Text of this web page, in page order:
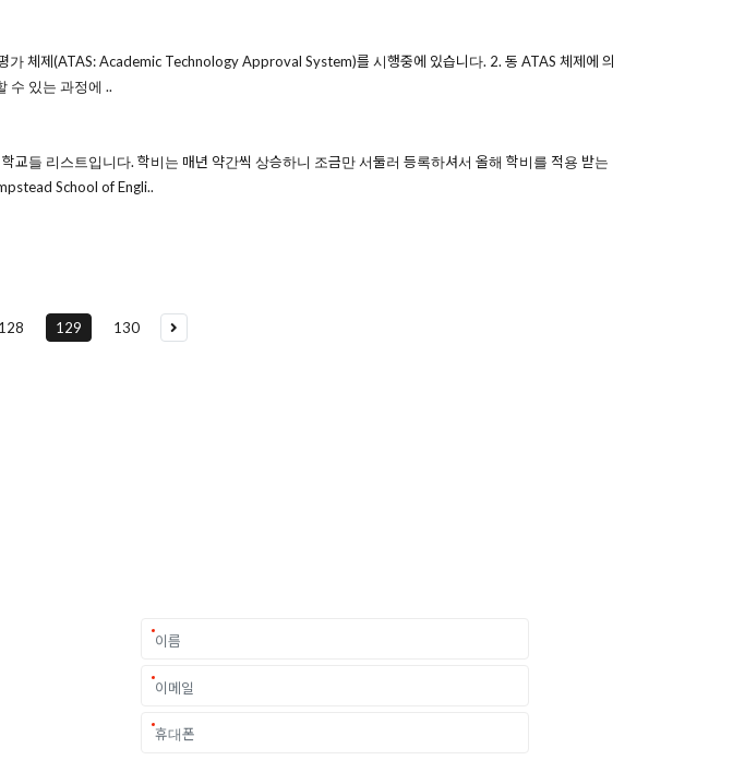
가 체제(ATAS: Academic Technology Approval System)를 시행중에 있습니다. 2. 동 ATAS 체제에 의
수 있는 과정에 ..
들 리스트입니다. 학비는 매년 약간씩 상승하니 조금만 서둘러 등록하셔서 올해 학비를 적용 받는
School of Engli..
128 129 130